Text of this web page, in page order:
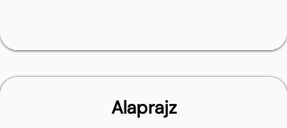
Alaprajz